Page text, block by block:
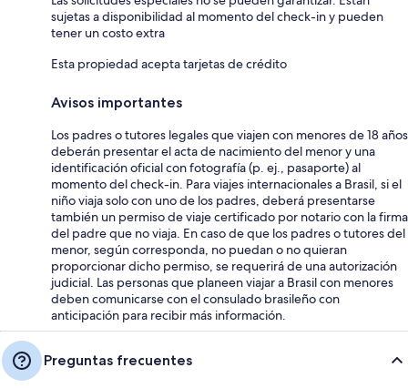
sujetas a disponibilidad al momento del check-in y pueden
tener un costo extra
Esta propiedad acepta tarjetas de crédito
Avisos importantes
Los padres o tutores legales que viajen con menores de 18 años
deberán presentar el acta de nacimiento del menor y una
identificación oficial con fotografía (p. ej., pasaporte) al
momento del check-in. Para viajes internacionales a Brasil, si el
niño viaja solo con uno de los padres, deberá presentarse
también un permiso de viaje certificado por notario con la firma
del padre que no viaja. En caso de que los padres o tutores del
menor, según corresponda, no puedan o no quieran
proporcionar dicho permiso, se requerirá de una autorización
judicial. Las personas que planeen viajar a Brasil con menores
deben comunicarse con el consulado brasileño con
anticipación para recibir más información.
Preguntas frecuentes